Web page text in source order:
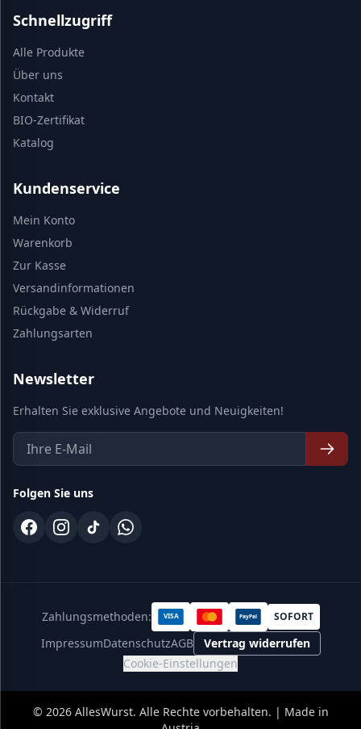
Schnellzugriff
Alle Produkte
Über uns
Kontakt
BIO-Zertifikat
Katalog
Kundenservice
Mein Konto
Warenkorb
Zur Kasse
Versandinformationen
Rückgabe & Widerruf
Zahlungsarten
Newsletter
Erhalten Sie exklusive Angebote und Neuigkeiten!
Folgen Sie uns
Zahlungsmethoden: VISA PayPal SOFORT
ImpressumDatenschutzAGB
Vertrag widerrufen
Cookie-Einstellungen
© 2026AllesWurst. Alle Rechte vorbehalten. | Made in